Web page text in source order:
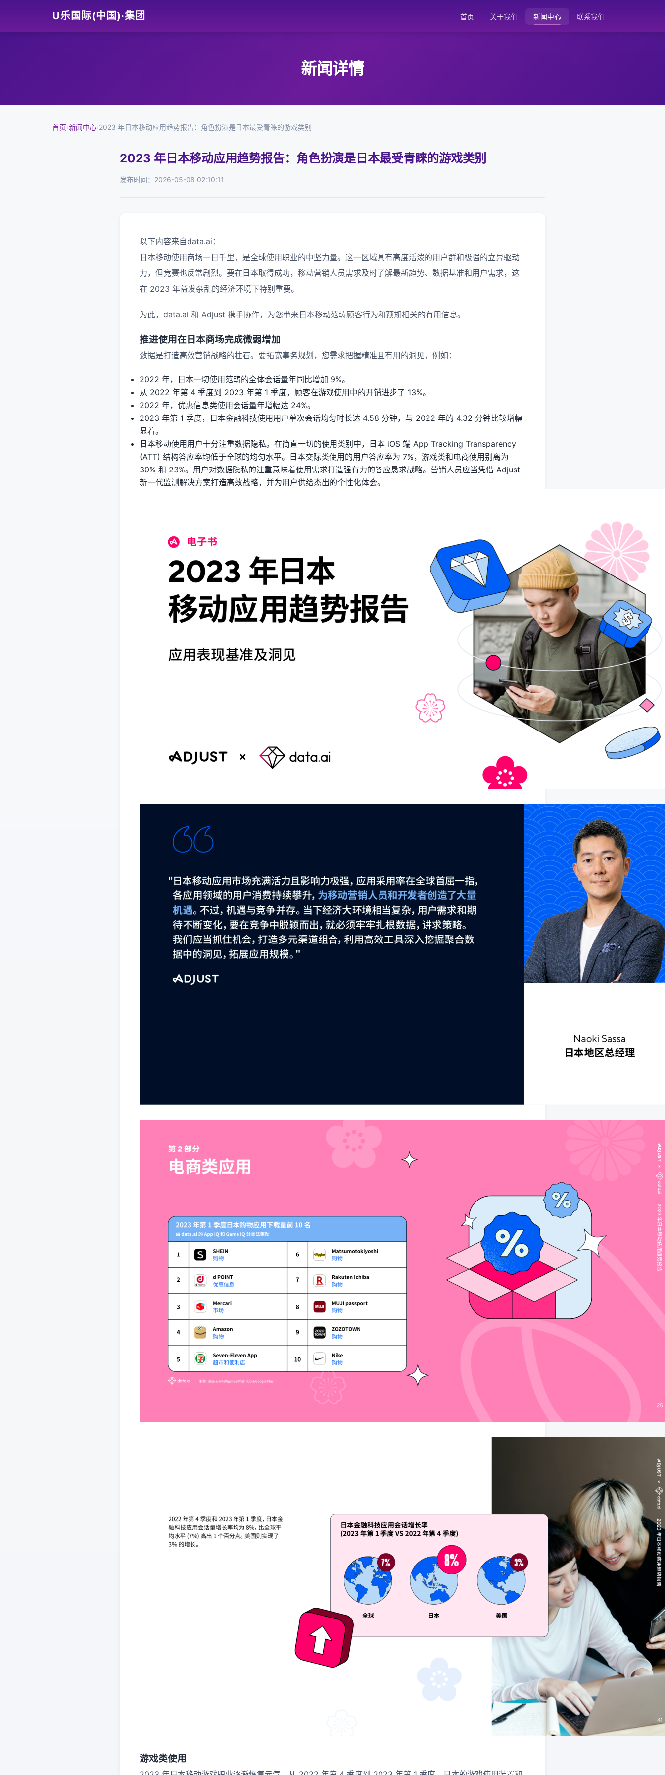
U乐国际(中国)·集团 首页 关于我们 新闻中心 联系我们
新闻详情
首页›新闻中心›2023 年日本移动应用趋势报告：角色扮演是日本最受青睐的游戏类别
2023 年日本移动应用趋势报告：角色扮演是日本最受青睐的游戏类别
发布时间：2026-05-08 02:10:11
以下内容来自data.ai：
日本移动使用商场一日千里，是全球使用职业的中坚力量。这一区域具有高度活泼的用户群和极强的立异驱动
力，但竞赛也反常剧烈。要在日本取得成功，移动营销人员需求及时了解最新趋势、数据基准和用户需求，这
在 2023 年益发杂乱的经济环境下特别重要。
为此，data.ai 和 Adjust 携手协作，为您带来日本移动范畴顾客行为和预期相关的有用信息。
推进使用在日本商场完成微弱增加
数据是打造高效营销战略的柱石。要拓宽事务规划，您需求把握精准且有用的洞见，例如：
2022 年，日本一切使用范畴的全体会话量年同比增加 9%。
从 2022 年第 4 季度到 2023 年第 1 季度，顾客在游戏使用中的开销进步了 13%。
2022 年，优惠信息类使用会话量年增幅达 24%。
2023 年第 1 季度，日本金融科技使用用户单次会话均匀时长达 4.58 分钟，与 2022 年的 4.32 分钟比较增幅
显着。
日本移动使用用户十分注重数据隐私。在简直一切的使用类别中，日本 iOS 端 App Tracking Transparency
(ATT) 结构答应率均低于全球的均匀水平。日本交际类使用的用户答应率为 7%，游戏类和电商使用别离为
30% 和 23%。用户对数据隐私的注重意味着使用需求打造强有力的答应恳求战略。营销人员应当凭借 Adjust
新一代监测解决方案打造高效战略，并为用户供给杰出的个性化体会。
游戏类使用